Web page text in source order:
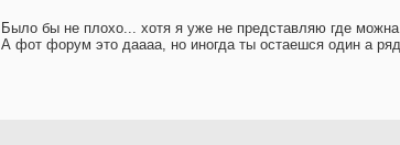
Было бы не плохо... хотя я уже не представляю где можна
А фот форум это даааа, но иногда ты остаешся один а